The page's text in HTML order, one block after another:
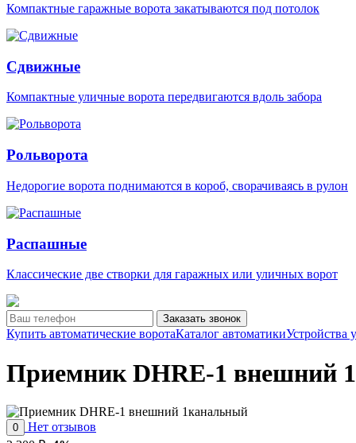
Компактные гаражные ворота закатываются под потолок
Сдвижные
Компактные уличные ворота передвигаются вдоль забора
Рольворота
Недорогие ворота поднимаются в короб, сворачиваясь в рулон
Распашные
Классические две створки для гаражных или уличных ворот
Заказать звонок
Купить автоматические воротаКаталог автоматикиУстройства
Приемник DHRE-1 внешний
0
Нет отзывов